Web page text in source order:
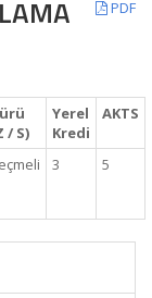
PDF
/ S)
Yerel
Kredi
AKTS
3 5